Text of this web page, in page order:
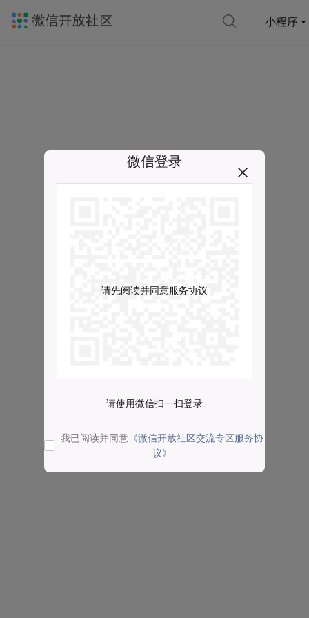
小程序
微信登录
请先阅读并同意服务协议
请使用微信扫一扫登录
我已阅读并同意 《微信开放社区交流专区服务协
议》